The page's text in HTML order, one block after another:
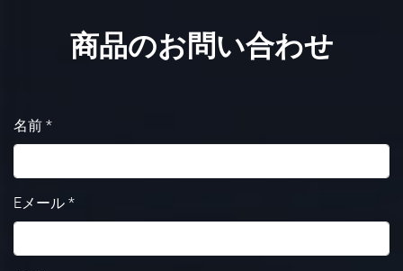
商品のお問い合わせ
名前 *
Eメール *